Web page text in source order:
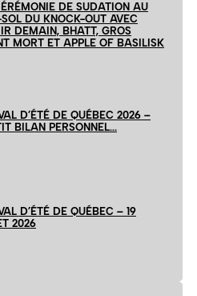
DE SUDATION AU
DU KNOCK-OUT AVEC
DEMAIN, BHATT, GROS
MORT ET APPLE OF BASILISK
D’ÉTÉ DE QUÉBEC 2026 –
BILAN PERSONNEL…
D’ÉTÉ DE QUÉBEC – 19
2026